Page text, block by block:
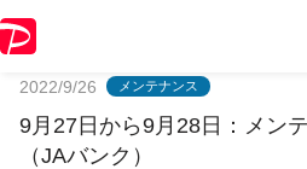
2022/9/26 メンテナンス
9月27日から9月28日：メン
（JAバンク）